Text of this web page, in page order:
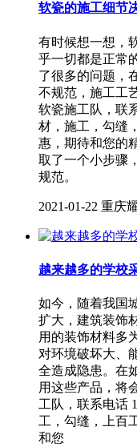
软瓷的施工细节
有时候想一想，
乎一切都是正常
了很多的问题，
不规范，施工工
软瓷施工队，联
材，施工，勾缝
惠，期待和您的
取了一个小步骤
规范。
2021-01-22 重庆
越来越多的学校
如今，随着我国
扩大，建筑装饰
用的装饰材料多
对环境破坏大、
全造成隐患。在
用这些产品，将
工队，联系电话
工，勾缝，上百
和您